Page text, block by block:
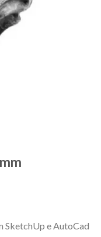
SketchUp e AutoCad